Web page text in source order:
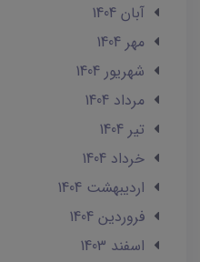
آبان 1404
مهر 1404
شهریور 1404
مرداد 1404
تير 1404
خرداد 1404
ارديبهشت 1404
فروردین 1404
اسفند 1403